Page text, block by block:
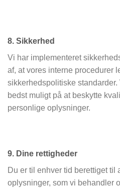
8. Sikkerhed
Vi har implementeret
af, at vores interne procedurer
sikkerhedspolitiske
bedst muligt på at beskytte
personlige oplysninger.
9. Dine rettigheder
Du er til enhver tid berettiget til
oplysninger, som vi behandler